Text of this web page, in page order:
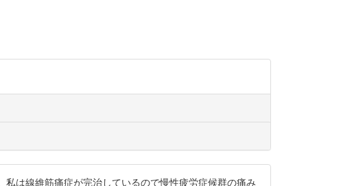
は線維筋痛症が完治しているので慢性疲労症候群の痛み